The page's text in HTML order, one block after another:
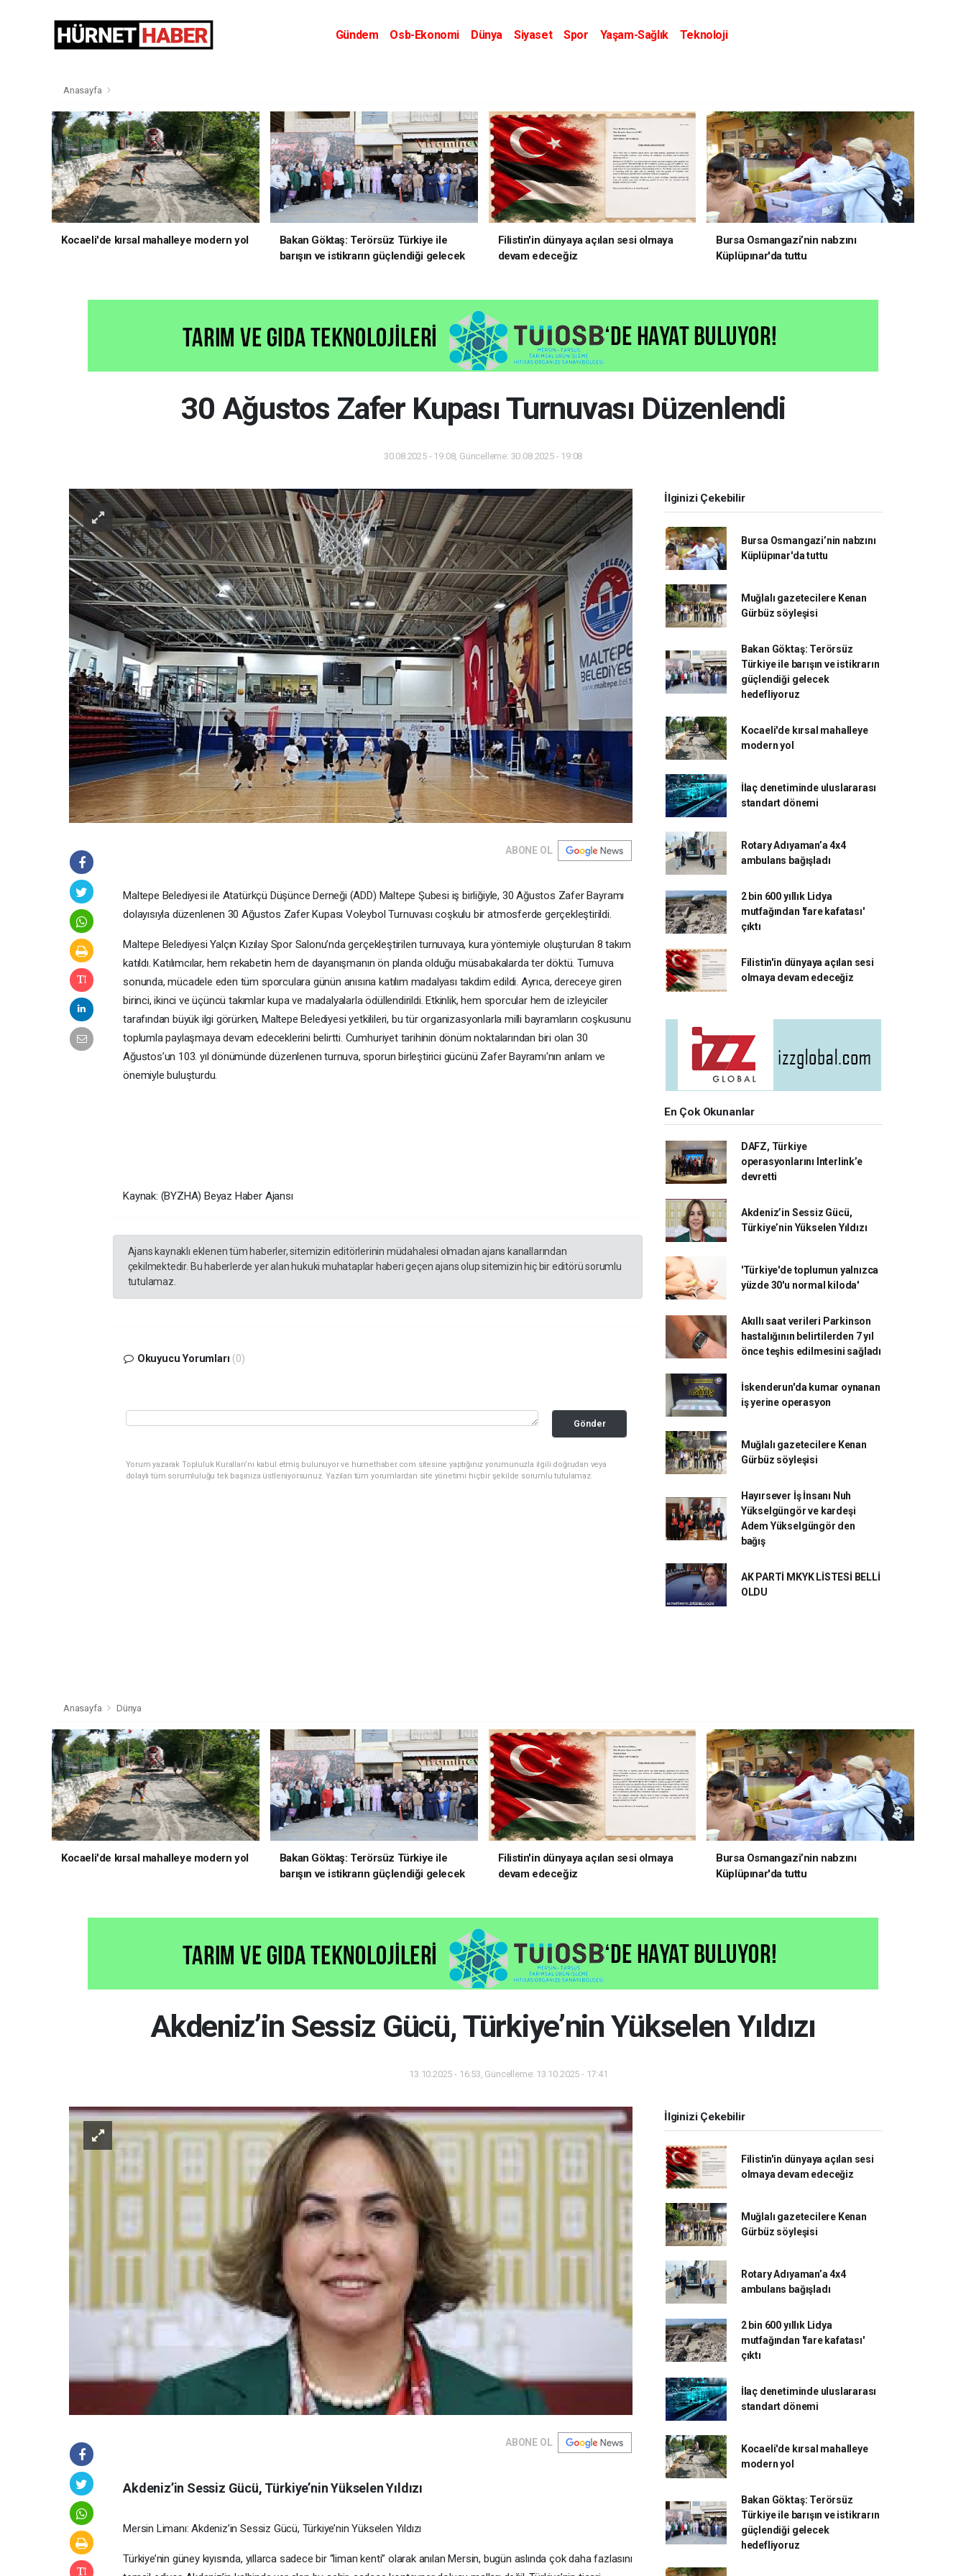
Gündem Osb-Ekonomi Dünya Siyaset Spor Yaşam-Sağlık
Teknoloji
Anasayfa
Kocaeli'de kırsal mahalleye modern yol
Bakan Göktaş: Terörsüz Türkiye ile
barışın ve istikrarın güçlendiği gelecek
Filistin'in dünyaya açılan sesi olmaya
devam edeceğiz
Bursa Osmangazi’nin nabzını
Küplüpınar'da tuttu
30 Ağustos Zafer Kupası Turnuvası Düzenlendi
30.08.2025 - 19:08, Güncelleme: 30.08.2025 - 19:08
ABONE OL
Maltepe Belediyesi ile Atatürkçü Düşünce Derneği (ADD) Maltepe Şubesi iş birliğiyle, 30 Ağustos Zafer Bayramı
dolayısıyla düzenlenen 30 Ağustos Zafer Kupası Voleybol Turnuvası coşkulu bir atmosferde gerçekleştirildi.
Maltepe Belediyesi Yalçın Kızılay Spor Salonu’nda gerçekleştirilen turnuvaya, kura yöntemiyle oluşturulan 8 takım
katıldı. Katılımcılar, hem rekabetin hem de dayanışmanın ön planda olduğu müsabakalarda ter döktü. Turnuva
sonunda, mücadele eden tüm sporculara günün anısına katılım madalyası takdim edildi. Ayrıca, dereceye giren
birinci, ikinci ve üçüncü takımlar kupa ve madalyalarla ödüllendirildi. Etkinlik, hem sporcular hem de izleyiciler
tarafından büyük ilgi görürken, Maltepe Belediyesi yetkilileri, bu tür organizasyonlarla milli bayramların coşkusunu
toplumla paylaşmaya devam edeceklerini belirtti. Cumhuriyet tarihinin dönüm noktalarından biri olan 30
Ağustos’un 103. yıl dönümünde düzenlenen turnuva, sporun birleştirici gücünü Zafer Bayramı'nın anlam ve
önemiyle buluşturdu.
Kaynak: (BYZHA) Beyaz Haber Ajansı
Ajans kaynaklı eklenen tüm haberler, sitemizin editörlerinin müdahalesi olmadan ajans kanallarından
çekilmektedir. Bu haberlerde yer alan hukuki muhataplar haberi geçen ajans olup sitemizin hiç bir editörü sorumlu
tutulamaz.
Okuyucu Yorumları (0)
Gönder
Yorum yazarak Topluluk Kuralları’nı kabul etmiş bulunuyor ve hurnethaber.com sitesine yaptığınız yorumunuzla ilgili doğrudan veya
dolaylı tüm sorumluluğu tek başınıza üstleniyorsunuz. Yazılan tüm yorumlardan site yönetimi hiçbir şekilde sorumlu tutulamaz.
İlginizi Çekebilir
Bursa Osmangazi’nin nabzını
Küplüpınar'da tuttu
Muğlalı gazetecilere Kenan
Gürbüz söyleşisi
Bakan Göktaş: Terörsüz
Türkiye ile barışın ve istikrarın
güçlendiği gelecek
hedefliyoruz
Kocaeli'de kırsal mahalleye
modern yol
İlaç denetiminde uluslararası
standart dönemi
Rotary Adıyaman’a 4x4
ambulans bağışladı
2 bin 600 yıllık Lidya
mutfağından 'fare kafatası'
çıktı
Filistin'in dünyaya açılan sesi
olmaya devam edeceğiz
En Çok Okunanlar
DAFZ, Türkiye
operasyonlarını Interlink’e
devretti
Akdeniz’in Sessiz Gücü,
Türkiye’nin Yükselen Yıldızı
'Türkiye'de toplumun yalnızca
yüzde 30'u normal kiloda'
Akıllı saat verileri Parkinson
hastalığının belirtilerden 7 yıl
önce teşhis edilmesini sağladı
İskenderun'da kumar oynanan
iş yerine operasyon
Muğlalı gazetecilere Kenan
Gürbüz söyleşisi
Hayırsever İş İnsanı Nuh
Yükselgüngör ve kardeşi
Adem Yükselgüngör den
bağış
AK PARTİ MKYK LİSTESİ BELLİ
OLDU
Anasayfa Dünya
Kocaeli'de kırsal mahalleye modern yol
Bakan Göktaş: Terörsüz Türkiye ile
barışın ve istikrarın güçlendiği gelecek
Filistin'in dünyaya açılan sesi olmaya
devam edeceğiz
Bursa Osmangazi’nin nabzını
Küplüpınar'da tuttu
Akdeniz’in Sessiz Gücü, Türkiye’nin Yükselen Yıldızı
13.10.2025 - 16:53, Güncelleme: 13.10.2025 - 17:41
ABONE OL
Akdeniz’in Sessiz Gücü, Türkiye’nin Yükselen Yıldızı
Mersin Limanı: Akdeniz’in Sessiz Gücü, Türkiye’nin Yükselen Yıldızı
Türkiye’nin güney kıyısında, yıllarca sadece bir “liman kenti” olarak anılan Mersin, bugün aslında çok daha fazlasını
İlginizi Çekebilir
Filistin'in dünyaya açılan sesi
olmaya devam edeceğiz
Muğlalı gazetecilere Kenan
Gürbüz söyleşisi
Rotary Adıyaman’a 4x4
ambulans bağışladı
2 bin 600 yıllık Lidya
mutfağından 'fare kafatası'
çıktı
İlaç denetiminde uluslararası
standart dönemi
Kocaeli'de kırsal mahalleye
modern yol
Bakan Göktaş: Terörsüz
Türkiye ile barışın ve istikrarın
güçlendiği gelecek
hedefliyoruz